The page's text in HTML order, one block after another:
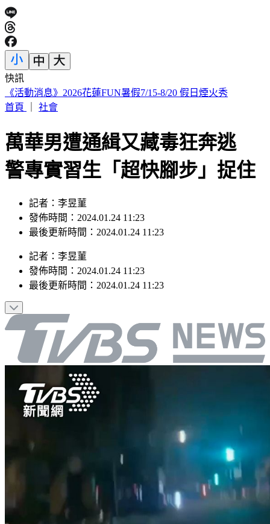
快訊
怎麼睡都累！沈玉琳確診血癌前爆異狀 醫揭3疲勞：恐骨髓
發警訊
萬華男遭通緝又藏毒狂奔逃
警專實習生「超快腳步」捉住
記者：李昱菫
發佈時間：2024.01.24 11:23
記者：李昱菫
發佈時間：2024.01.24 11:23